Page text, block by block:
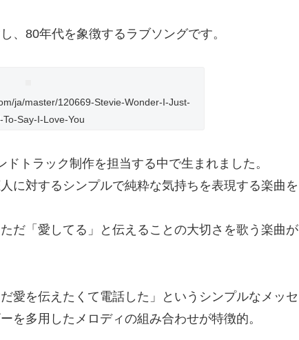
、80年代を象徴するラブソングです。
ja/master/120669-Stevie-Wonder-I-Just-
To-Say-I-Love-You
トラック制作を担当する中で生まれました。
に対するシンプルで純粋な気持ちを表現する楽曲を
だ「愛してる」と伝えることの大切さを歌う楽曲が
愛を伝えたくて電話した」というシンプルなメッセ
を多用したメロディの組み合わせが特徴的。